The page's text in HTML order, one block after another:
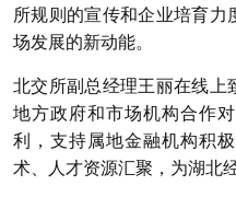
所规则的宣传和企业培育
场发展的新动能。
北交所副总经理王丽在线
地方政府和市场机构合作
利，支持属地金融机构积
术、人才资源汇聚，为湖北